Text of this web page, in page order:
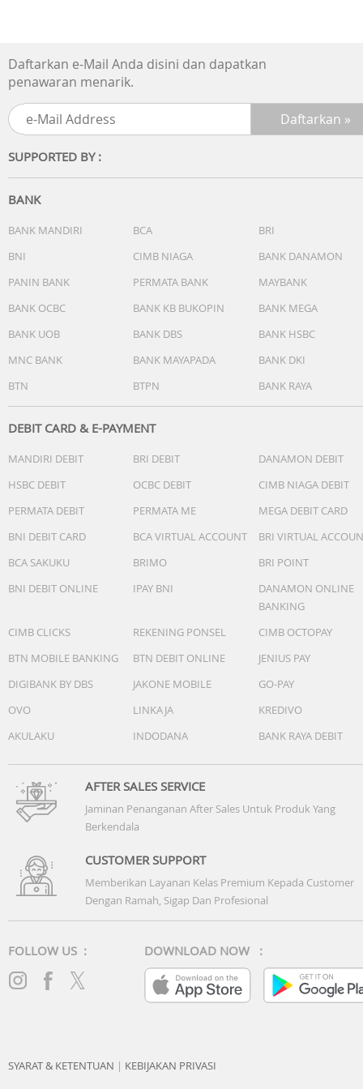
dipilih (1,5 detik atau 3 detik), berpijar
Warna lampu LED: Kuning
Kalender: Kalender otomatis penuh (hingga tahun 2099)
Akurasi: ±15 detik per bulan
Fitur lain:
- Format 12/24 jam
- Penunjuk waktu reguler:
- Analog: 2 jarum (jam, menit (jarum bergerak setiap 20
- Digital: Jam, menit, detik, pm, bulan, tanggal, hari
Kelengkapan Paket :
- Free Box
- Jam Tangan
- Buku Manual
Daftarkan e-Mail Anda disini dan dapatkan
penawaran menarik.
SUPPORTED BY :
BANK
BANK MANDIRI BCA
BRI
BNI
CIMB NIAGA
BANK DANAMON
PANIN BANK
PERMATA BANK
MAYBANK
BANK OCBC
BANK KB BUKOPIN
BANK MEGA
BANK UOB
BANK DBS
BANK HSBC
MNC BANK
BANK MAYAPADA
BANK DKI
BTN
BTPN BANK RAYA
DEBIT CARD & E-PAYMENT
MANDIRI DEBIT BRI DEBIT
DANAMON DEBIT
HSBC DEBIT
OCBC DEBIT
CIMB NIAGA DEBIT
PERMATA DEBIT
PERMATA ME
MEGA DEBIT CARD
BNI DEBIT CARD
BCA VIRTUAL ACCOUNT
BRI VIRTUAL
BCA SAKUKU
BRIMO
BRI POINT
BNI DEBIT ONLINE
IPAY BNI
DANAMON ONLINE
BANKING
CIMB CLICKS
REKENING PONSEL
CIMB OCTOPAY
BTN MOBILE BANKING
BTN DEBIT ONLINE
JENIUS PAY
DIGIBANK BY DBS
JAKONE MOBILE
GO-PAY
OVO
LINKAJA
KREDIVO
AKULAKU
INDODANA BANK RAYA DEBIT
AFTER SALES SERVICE
Jaminan Penanganan After Sales Untuk Produk Yang
Berkendala
CUSTOMER SUPPORT
Memberikan Layanan Kelas Premium Kepada Customer
Dengan Ramah, Sigap Dan Profesional
FOLLOW US : DOWNLOAD NOW :
SYARAT & KETENTUAN | KEBIJAKAN PRIVASI